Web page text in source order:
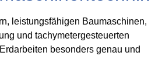
leistungsfähigen Baumaschinen,
und tachymetergesteuerten
besonders genau und